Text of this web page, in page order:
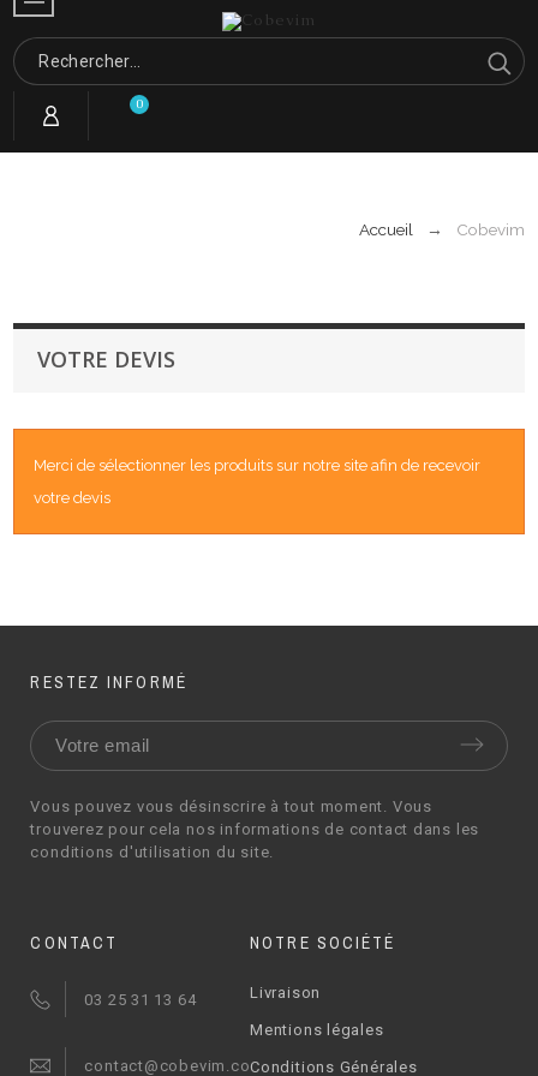
0
Accueil Cobevim
VOTRE DEVIS
Merci de sélectionner les produits sur notre site afin de recevoir
votre devis
RESTEZ INFORMÉ
Vous pouvez vous désinscrire à tout moment. Vous
trouverez pour cela nos informations de contact dans les
conditions d'utilisation du site.
CONTACT
03 25 31 13 64
contact@cobevim.com
NOTRE SOCIÉTÉ
Livraison
Mentions légales
Conditions Générales